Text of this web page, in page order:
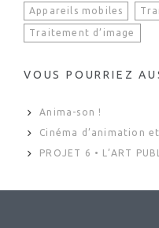
Appareils mobiles
Traitement d’image
VOUS POURRIEZ
Anima-son !
Cinéma d’animation
PROJET 6 • L’ART